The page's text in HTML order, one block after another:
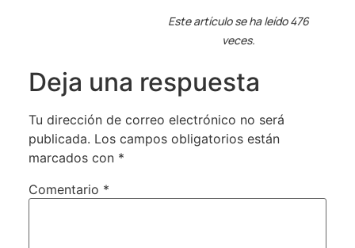
Este artículo se ha leído 476
veces.
Deja una respuesta
Tu dirección de correo electrónico no será
publicada. Los campos obligatorios están
marcados con *
Comentario *